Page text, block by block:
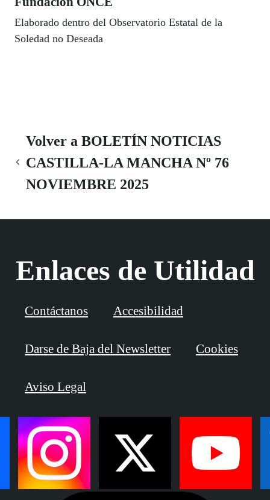
Elaborado dentro del Observatorio Estatal de la
Soledad no Deseada
Volver a BOLETÍN NOTICIAS
CASTILLA-LA MANCHA Nº 76
NOVIEMBRE 2025
Enlaces de Utilidad
Contáctanos Accesibilidad
Darse de Baja del Newsletter Cookies
Aviso Legal